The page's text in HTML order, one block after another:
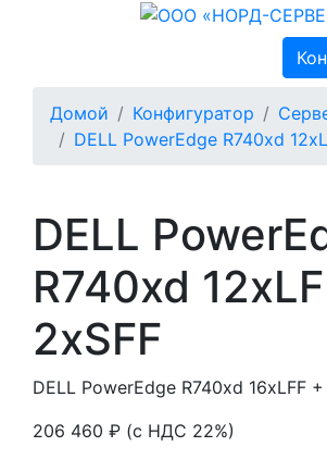
Домой Конфигуратор
DELL PowerEdge R740xd
DELL
R740xd
2xSFF
DELL PowerEdge R740xd 16xLFF
206 460 ₽ (с НДС 22%)